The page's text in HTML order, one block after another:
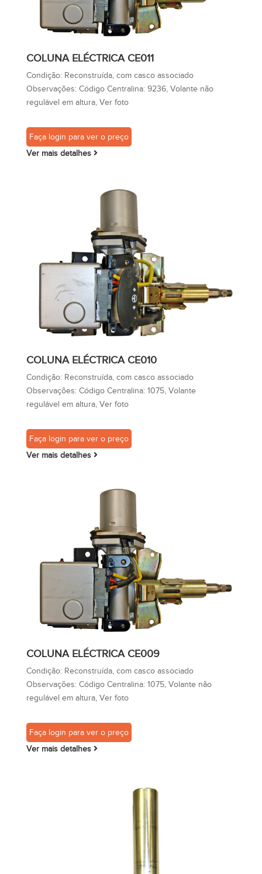
COLUNA ELÉCTRICA CE011
Condição: Reconstruída, com casco associado
Observações: Código Centralina: 9236, Volante não
regulável em altura, Ver foto
Faça login para ver o preço
Ver mais detalhes
COLUNA ELÉCTRICA CE010
Condição: Reconstruída, com casco associado
Observações: Código Centralina: 1075, Volante
regulável em altura, Ver foto
Faça login para ver o preço
Ver mais detalhes
COLUNA ELÉCTRICA CE009
Condição: Reconstruída, com casco associado
Observações: Código Centralina: 1075, Volante não
regulável em altura, Ver foto
Faça login para ver o preço
Ver mais detalhes